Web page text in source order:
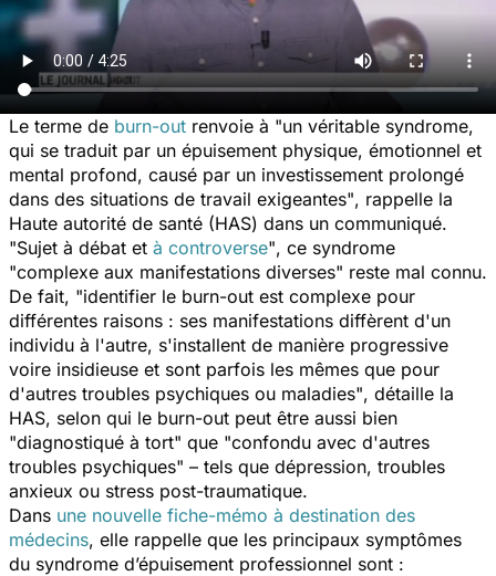
Le terme de burn-out renvoie à "un véritable syndrome,
qui se traduit par un épuisement physique, émotionnel et
mental profond, causé par un investissement prolongé
dans des situations de travail exigeantes", rappelle la
Haute autorité de santé (HAS) dans un communiqué.
"Sujet à débat et à controverse", ce syndrome
"complexe aux manifestations diverses" reste mal connu.
De fait, "identifier le burn-out est complexe pour
différentes raisons : ses manifestations diffèrent d'un
individu à l'autre, s'installent de manière progressive
voire insidieuse et sont parfois les mêmes que pour
d'autres troubles psychiques ou maladies", détaille la
HAS, selon qui le burn-out peut être aussi bien
"diagnostiqué à tort" que "confondu avec d'autres
troubles psychiques" – tels que dépression, troubles
anxieux ou stress post-traumatique.
Dans une nouvelle fiche-mémo à destination des
médecins, elle rappelle que les principaux symptômes
du syndrome d’épuisement professionnel sont :